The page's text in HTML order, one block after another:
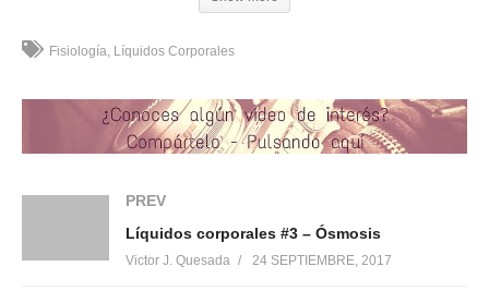
«consiente» debería decir «consciente».
(Visited 2.527 times, 1 visits today)
Fisiología Líquidos Corporales
PREV
Líquidos corporales #3 – Ósmosis
Victor J. Quesada 24 SEPTIEMBRE, 2017